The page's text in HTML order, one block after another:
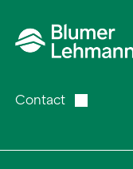
Portrait
Contact